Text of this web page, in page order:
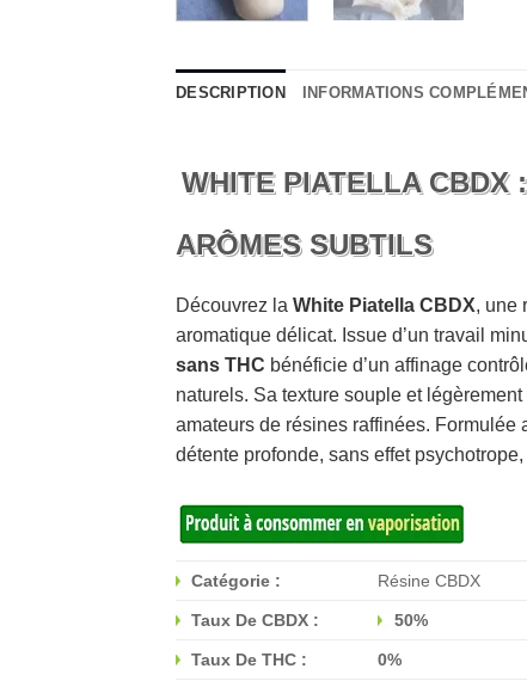
DESCRIPTION INFORMATIONS
WHITE PIATELLA CBDX
ARÔMES SUBTILS
Découvrez la White Piatella CBDX, une
aromatique délicat. Issue d’un travail
sans THC bénéficie d’un affinage
naturels. Sa texture souple et
amateurs de résines raffinées. Formulée
détente profonde, sans effet
Catégorie : Résine CBDX
Taux De CBDX : 50%
Taux De THC : 0%